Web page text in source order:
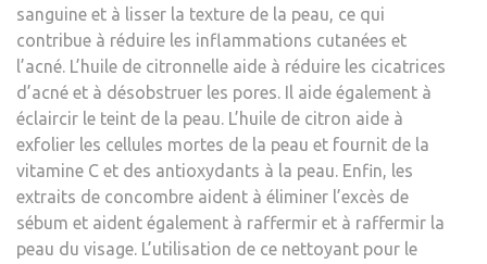
sanguine et à lisser la texture de la peau, ce qui
contribue à réduire les inflammations cutanées et
l’acné. L’huile de citronnelle aide à réduire les cicatrices
d’acné et à désobstruer les pores. Il aide également à
éclaircir le teint de la peau. L’huile de citron aide à
exfolier les cellules mortes de la peau et fournit de la
vitamine C et des antioxydants à la peau. Enfin, les
extraits de concombre aident à éliminer l’excès de
sébum et aident également à raffermir et à raffermir la
peau du visage. L’utilisation de ce nettoyant pour le